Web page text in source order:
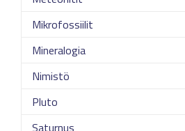
Mikrofossiilit
Mineralogia
Nimistö
Pluto
Saturnus